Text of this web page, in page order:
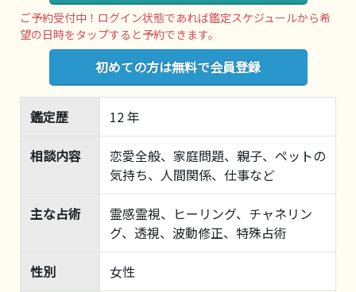
ご予約受付中！ログイン状態であれば鑑定スケジュールから希
望の日時をタップすると予約できます。
初めての方は無料で会員登録
鑑定歴 12 年
相談内容
恋愛全般、家庭問題、親子、ペットの
気持ち、人間関係、仕事など
主な占術
霊感霊視、ヒーリング、チャネリン
グ、透視、波動修正、特殊占術
性別 女性